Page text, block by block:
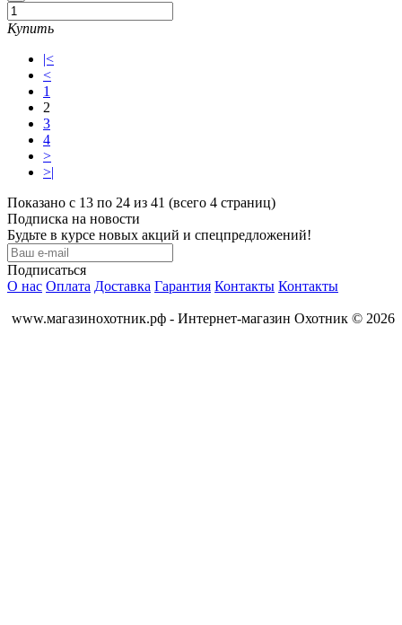
Купить
|<
<
1
2
3
4
>
>|
Показано с 13 по 24 из 41 (всего 4 страниц)
Подписка на новости
Будьте в курсе новых акций и спецпредложений!
Подписаться
О нас Оплата Доставка Гарантия Контакты Контакты
www.магазинохотник.рф - Интернет-магазин Охотник © 2026